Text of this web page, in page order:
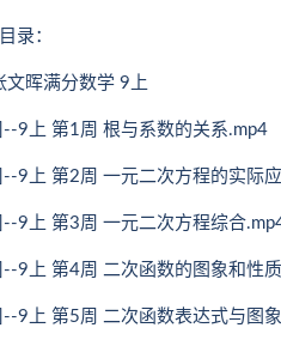
：
满分数学 9上
第1周 根与系数的关系.mp4
第2周 一元二次方程的实际应
第3周 一元二次方程综合
第4周 二次函数的图象和性
第5周 二次函数表达式与图象